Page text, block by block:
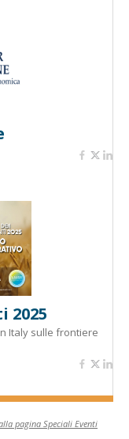
2025
Italy sulle frontiere
pagina Speciali Eventi